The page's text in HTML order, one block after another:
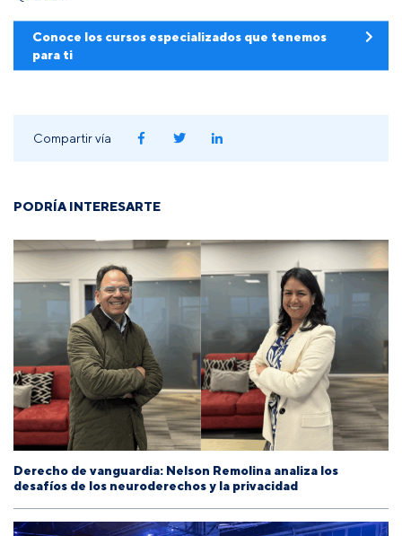
Conoce los cursos especializados que tenemos
para ti
Compartir vía
PODRÍA INTERESARTE
Derecho de vanguardia: Nelson Remolina analiza los
desafíos de los neuroderechos y la privacidad